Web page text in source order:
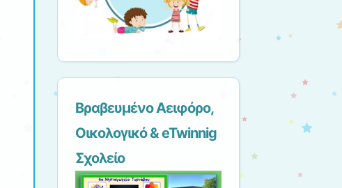
Βραβευμένο Αειφόρο,
Οικολογικό & eTwinnig
Σχολείο